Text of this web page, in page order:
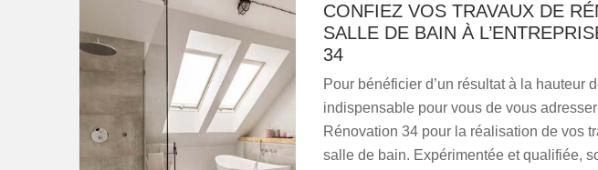
CONFIEZ VOS TRAVAUX DE
SALLE DE BAIN À
34
Pour bénéficier d’un résultat à la hauteur
indispensable pour vous de vous
Rénovation 34 pour la réalisation de vos
salle de bain. Expérimentée et qualifiée,